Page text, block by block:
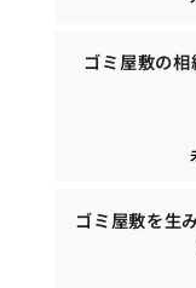
ゴミ屋敷の
ゴミ屋敷を生